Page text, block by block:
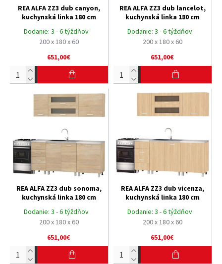
Dodanie: 3 - 6 týždňov
200 x 180 x 60
REA ALFA ZZ3 dub canyon,
kuchynská linka 180 cm
651,00€
Dodanie: 3 - 6 týždňov
200 x 180 x 60
REA ALFA ZZ3 dub lancelot,
kuchynská linka 180 cm
651,00€
Dodanie: 3 - 6 týždňov
200 x 180 x 60
REA ALFA ZZ3 dub sonoma,
kuchynská linka 180 cm
651,00€
Dodanie: 3 - 6 týždňov
200 x 180 x 60
REA ALFA ZZ3 dub vicenza,
kuchynská linka 180 cm
651,00€